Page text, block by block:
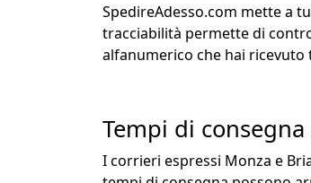
SpedireAdesso.com mette a
tracciabilità permette di
alfanumerico che hai
Tempi di
I corrieri espressi Monza e